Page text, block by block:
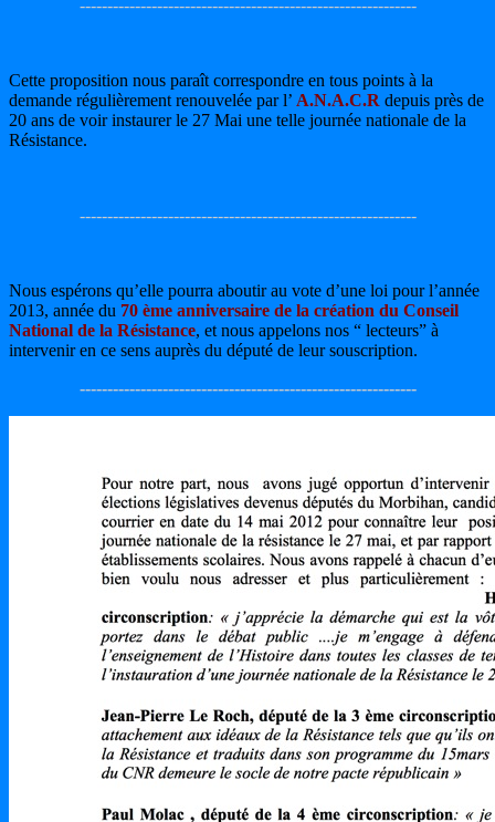
-------------------------------------------------------------
Cette proposition nous paraît correspondre en tous points à la
demande régulièrement renouvelée par l’ A.N.A.C.R depuis près de
20 ans de voir instaurer le 27 Mai une telle journée nationale de la
Résistance.
-------------------------------------------------------------
Nous espérons qu’elle pourra aboutir au vote d’une loi pour l’année
2013, année du 70 ème anniversaire de la création du Conseil
National de la Résistance, et nous appelons nos “ lecteurs” à
intervenir en ce sens auprès du député de leur souscription.
-------------------------------------------------------------